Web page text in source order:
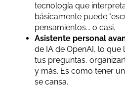
tecnología que
básicamente puede
pensamientos... o casi.
Asistente personal
de IA de OpenAI, lo
tus preguntas,
y más. Es como tener
se cansa.